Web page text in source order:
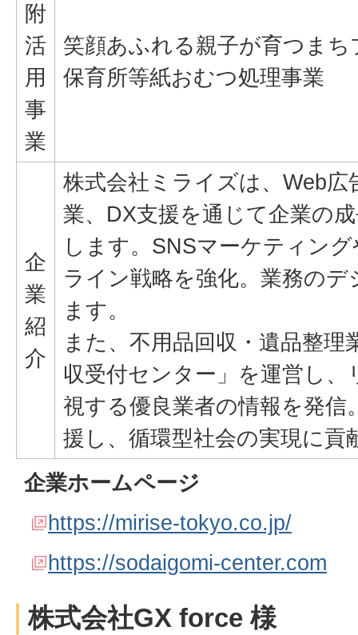
附
活
用
事
業
笑顔あふれる親子が育つま
保育所等紙おむつ処理事業
企
業
紹
介
株式会社ミライズは、Web広
業、DX支援を通じて企業の
します。SNSマーケティン
ライン戦略を強化。業務の
ます。
また、不用品回収・遺品整理
収受付センター」を運営し
視する優良業者の情報を発信
援し、循環型社会の実現に貢
企業ホームページ
https://mirise-tokyo.co.jp/
https://sodaigomi-center.com
株式会社GX force 様